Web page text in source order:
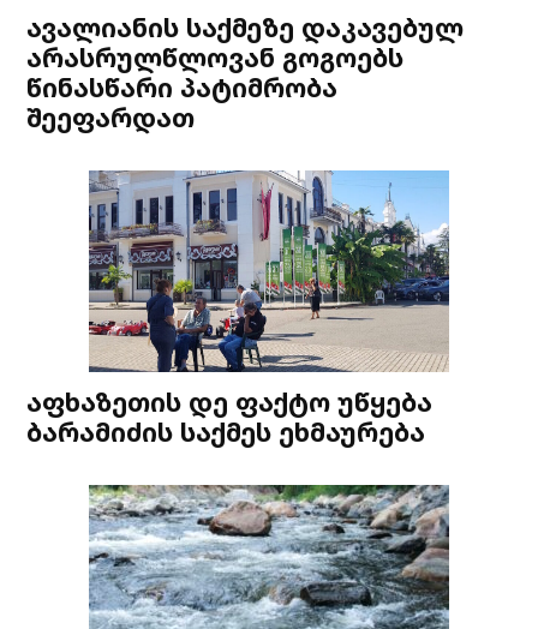
ავალიანის საქმეზე დაკავებულ
არასრულწლოვან გოგოებს
წინასწარი პატიმრობა
შეეფარდათ
აფხაზეთის დე ფაქტო უწყება
ბარამიძის საქმეს ეხმაურება